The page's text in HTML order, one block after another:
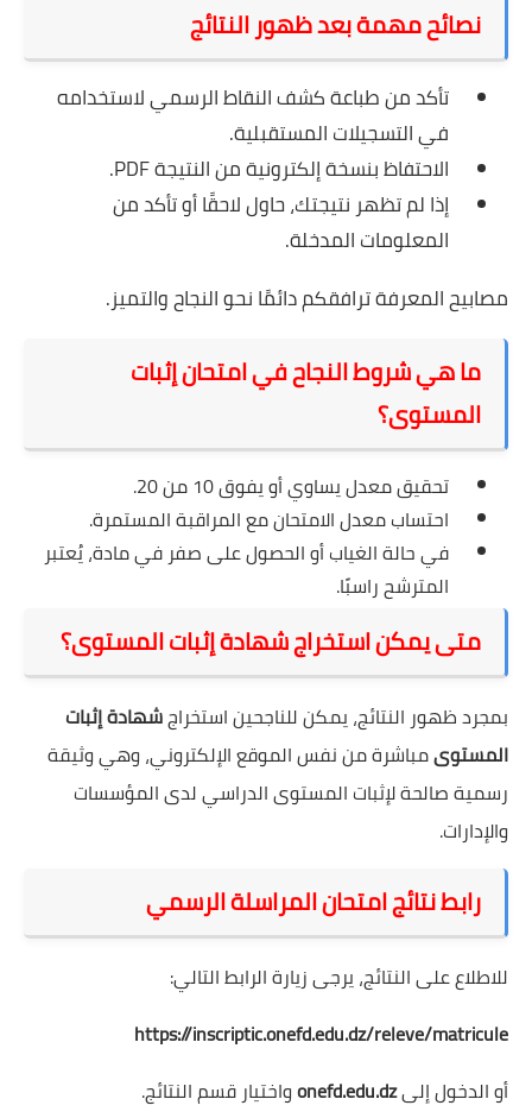
نصائح مهمة بعد ظهور النتائج
تأكد من طباعة كشف النقاط الرسمي لاستخدامه
في التسجيلات المستقبلية.
الاحتفاظ بنسخة إلكترونية من النتيجة PDF.
إذا لم تظهر نتيجتك، حاول لاحقًا أو تأكد من
المعلومات المدخلة.
مصابيح المعرفة ترافقكم دائمًا نحو النجاح والتميز.
ما هي شروط النجاح في امتحان إثبات
المستوى؟
تحقيق معدل يساوي أو يفوق 10 من 20.
احتساب معدل الامتحان مع المراقبة المستمرة.
في حالة الغياب أو الحصول على صفر في مادة، يُعتبر
المترشح راسبًا.
متى يمكن استخراج شهادة إثبات المستوى؟
بمجرد ظهور النتائج، يمكن للناجحين استخراجشهادة إثبات
المستوىمباشرة من نفس الموقع الإلكتروني، وهي وثيقة
رسمية صالحة لإثبات المستوى الدراسي لدى المؤسسات
والإدارات.
رابط نتائج امتحان المراسلة الرسمي
للاطلاع على النتائج، يرجى زيارة الرابط التالي:
https://inscriptic.onefd.edu.dz/releve/matricule
أو الدخول إلىonefd.edu.dzواختيار قسم النتائج.